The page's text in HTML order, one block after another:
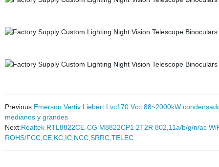
Previous:Emerson Vertiv Liebert Lvc170 Vcc 88~2000kW
medianos y grandes
Next:Realtek RTL8822CE-CG M8822CP1 2T2R 802,11a/b/g/n/ac
ROHS/FCC,CE,KC,IC,NCC,SRRC,TELEC